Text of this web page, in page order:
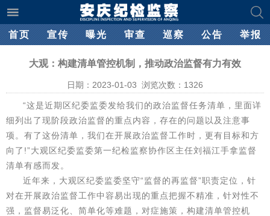
首页 宣传 曝光 审查 巡察 公告 举报
大观：构建清单管控机制，推动政治监督有力有效
日期：2023-01-03 浏览次数： 1326
“这是近期区纪委监委发给我们的政治监督任务清单，里面详
细列出了现阶段政治监督的重点内容，存在的问题以及注意事
项。有了这份清单，我们在开展政治监督工作时，更有目标和方
向了!”大观区纪委监委第一纪检监察协作区主任刘福江手拿监督
清单有感而发。
近年来，大观区纪委监委坚守“监督的再监督”职责定位，针
对在开展政治监督工作中容易出现的重点把握不精准，针对性不
强，监督易泛化、简单化等难题，对症施策，构建清单管控机